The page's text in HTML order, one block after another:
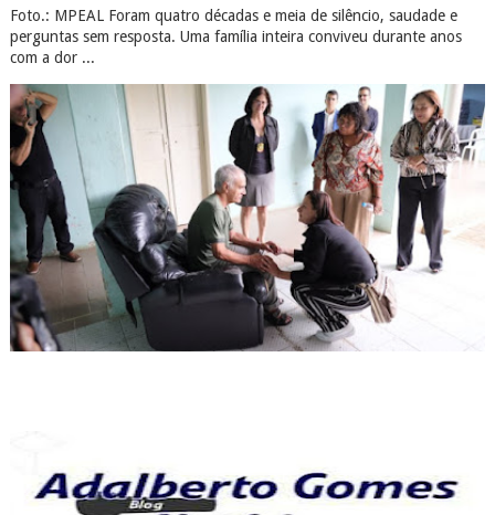
Foto.: MPEAL Foram quatro décadas e meia de silêncio, saudade e
perguntas sem resposta. Uma família inteira conviveu durante anos
com a dor ...